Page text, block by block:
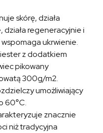
skórę, działa
działa regeneracyjnie i
ukrwienie.
z dodatkiem
pikowany
300g/m2.
umożliwiający
60°C.
znacznie
niż tradycyjna